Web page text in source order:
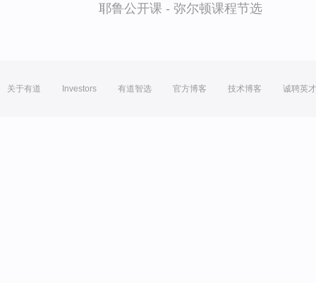
耶鲁公开课 - 弥尔顿课程节选
关于有道 Investors 有道智选 官方博客 技术博客 诚聘英才